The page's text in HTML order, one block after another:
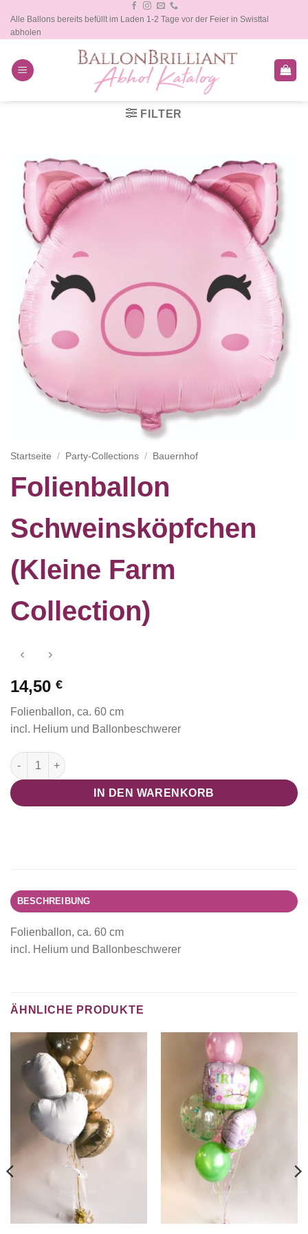
Inhalt
springen
Alle Ballons bereits befüllt im Laden 1-2 Tage vor der Feier in Swisttal
abholen
FILTER
Startseite / Party-Collections / Bauernhof
Folienballon
Schweinsköpfchen
(Kleine Farm
Collection)
14,50 €
Folienballon, ca. 60 cm
incl. Helium und Ballonbeschwerer
Folienballon Schweinsköpfchen (Kleine Farm Collection)
IN DEN WARENKORB
BESCHREIBUNG
Folienballon, ca. 60 cm
incl. Helium und Ballonbeschwerer
ÄHNLICHE PRODUKTE